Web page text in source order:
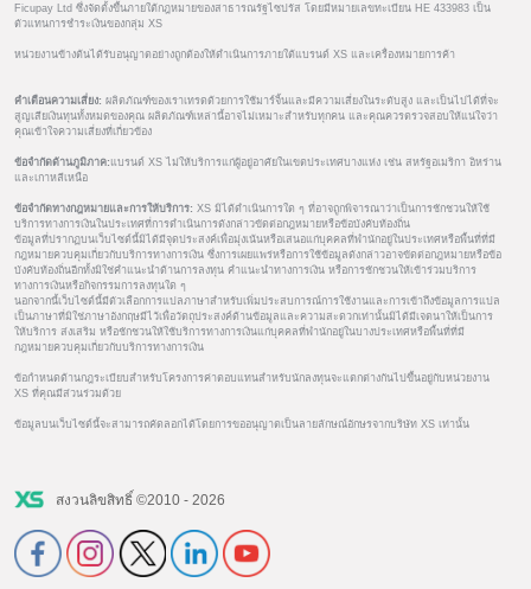
Ficupay Ltd ซึ่งจัดตั้งขึ้นภายใต้กฎหมายของสาธารณรัฐไซปรัส โดยมีหมายเลขทะเบียน HE 433983 เป็น
ตัวแทนการชำระเงินของกลุ่ม XS
หน่วยงานข้างต้นได้รับอนุญาตอย่างถูกต้องให้ดำเนินการภายใต้แบรนด์ XS และเครื่องหมายการค้า
คำเตือนความเสี่ยง: ผลิตภัณฑ์ของเราเทรดด้วยการใช้มาร์จิ้นและมีความเสี่ยงในระดับสูง และเป็นไปได้ที่จะ
สูญเสียเงินทุนทั้งหมดของคุณ ผลิตภัณฑ์เหล่านี้อาจไม่เหมาะสำหรับทุกคน และคุณควรตรวจสอบให้แน่ใจว่า
คุณเข้าใจความเสี่ยงที่เกี่ยวข้อง
ข้อจำกัดด้านภูมิภาค: แบรนด์ XS ไม่ให้บริการแก่ผู้อยู่อาศัยในเขตประเทศบางแห่ง เช่น สหรัฐอเมริกา อิหร่าน
และเกาหลีเหนือ
ข้อจำกัดทางกฎหมายและการให้บริการ: XS มิได้ดำเนินการใด ๆ ที่อาจถูกพิจารณาว่าเป็นการชักชวนให้ใช้
บริการทางการเงินในประเทศที่การดำเนินการดังกล่าวขัดต่อกฎหมายหรือข้อบังคับท้องถิ่น
ข้อมูลที่ปรากฏบนเว็บไซต์นี้มิได้มีจุดประสงค์เพื่อมุ่งเน้นหรือเสนอแก่บุคคลที่พำนักอยู่ในประเทศหรือพื้นที่ที่มี
กฎหมายควบคุมเกี่ยวกับบริการทางการเงิน ซึ่งการเผยแพร่หรือการใช้ข้อมูลดังกล่าวอาจขัดต่อกฎหมายหรือข้อ
บังคับท้องถิ่นอีกทั้งมิใช่คำแนะนำด้านการลงทุน คำแนะนำทางการเงิน หรือการชักชวนให้เข้าร่วมบริการ
ทางการเงินหรือกิจกรรมการลงทุนใด ๆ
นอกจากนี้เว็บไซต์นี้มีตัวเลือกการแปลภาษาสำหรับเพิ่มประสบการณ์การใช้งานและการเข้าถึงข้อมูลการแปล
เป็นภาษาที่มิใช่ภาษาอังกฤษมีไว้เพื่อวัตถุประสงค์ด้านข้อมูลและความสะดวกเท่านั้นมิได้มีเจตนาให้เป็นการ
ให้บริการ ส่งเสริม หรือชักชวนให้ใช้บริการทางการเงินแก่บุคคลที่พำนักอยู่ในบางประเทศหรือพื้นที่ที่มี
กฎหมายควบคุมเกี่ยวกับบริการทางการเงิน
ข้อกำหนดด้านกฎระเบียบสำหรับโครงการค่าตอบแทนสำหรับนักลงทุนจะแตกต่างกันไปขึ้นอยู่กับหน่วยงาน
XS ที่คุณมีส่วนร่วมด้วย
ข้อมูลบนเว็บไซต์นี้จะสามารถคัดลอกได้โดยการขออนุญาตเป็นลายลักษณ์อักษรจากบริษัท XS เท่านั้น
สงวนลิขสิทธิ์ ©2010 - 2026